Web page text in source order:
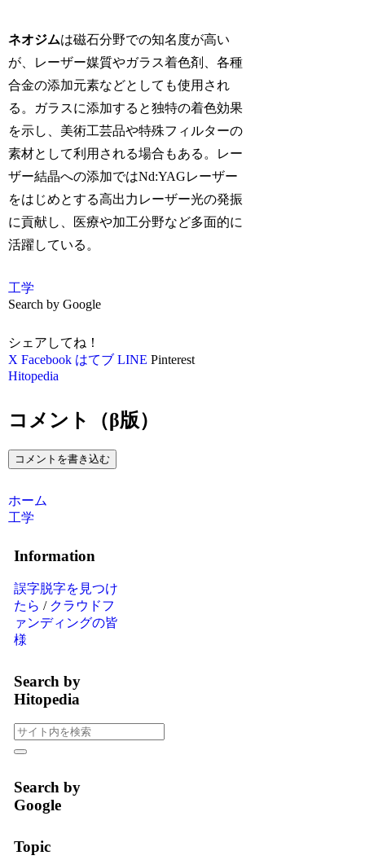
ネオジムは磁石分野での知名度が高い
が、レーザー媒質やガラス着色剤、各種
合金の添加元素などとしても使用され
る。ガラスに添加すると独特の着色効果
を示し、美術工芸品や特殊フィルターの
素材として利用される場合もある。レー
ザー結晶への添加ではNd:YAGレーザー
をはじめとする高出力レーザー光の発振
に貢献し、医療や加工分野など多面的に
活躍している。
工学
Search by Google
シェアしてね！
X Facebook はてブ LINE Pinterest
Hitopedia
コメント（β版）
コメントを書き込む
ホーム
工学
Information
誤字脱字を見つけ
たら / クラウドフ
ァンディングの皆
様
Search by
Hitopedia
Search by
Google
Topic